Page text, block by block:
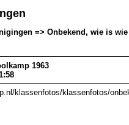
=> Onbekend, wie is
1963
klassenfotos/klassenfotos/